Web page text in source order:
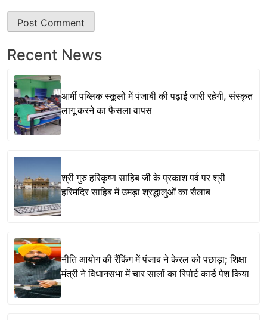
Recent News
आर्मी पब्लिक स्कूलों में पंजाबी की पढ़ाई जारी रहेगी, संस्कृत
लागू करने का फैसला वापस
श्री गुरु हरिकृष्ण साहिब जी के प्रकाश पर्व पर श्री
हरिमंदिर साहिब में उमड़ा श्रद्धालुओं का सैलाब
नीति आयोग की रैंकिंग में पंजाब ने केरल को पछाड़ा; शिक्षा
मंत्री ने विधानसभा में चार सालों का रिपोर्ट कार्ड पेश किया